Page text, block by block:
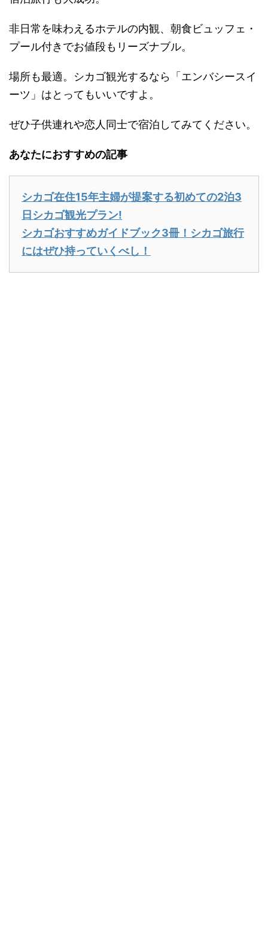
非日常を味わえるホテルの内観、朝食ビュッフェ・
プール付きでお値段もリーズナブル。
場所も最適。シカゴ観光するなら「エンバシースイ
ーツ」はとってもいいですよ。
ぜひ子供連れや恋人同士で宿泊してみてください。
あなたにおすすめの記事
シカゴ在住15年主婦が提案する初めての2泊3
日シカゴ観光プラン!
シカゴおすすめガイドブック3冊！シカゴ旅行
にはぜひ持っていくべし！